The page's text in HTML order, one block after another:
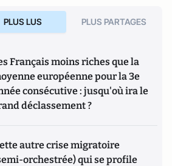
PLUS LUS PLUS PARTAGES
Français moins riches que la
européenne pour la 3e
consécutive : jusqu'où ira le
déclassement ?
autre crise migratoire
orchestrée) qui se profile